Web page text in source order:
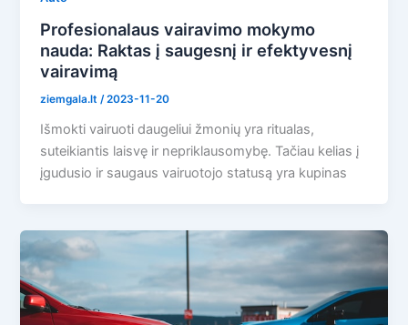
Profesionalaus vairavimo mokymo
nauda: Raktas į saugesnį ir efektyvesnį
vairavimą
ziemgala.lt/2023-11-20
Išmokti vairuoti daugeliui žmonių yra ritualas,
suteikiantis laisvę ir nepriklausomybę. Tačiau kelias į
įgudusio ir saugaus vairuotojo statusą yra kupinas